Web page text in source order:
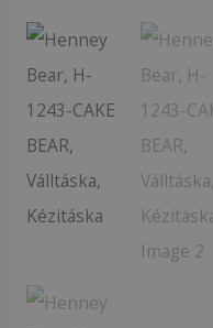
1243-
Kézitáska